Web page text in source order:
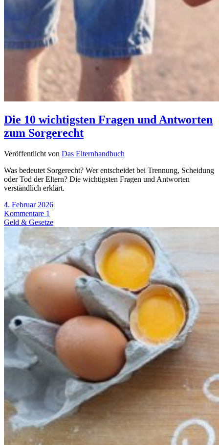
Die 10 wichtigsten Fragen und Antworten
zum Sorgerecht
Veröffentlicht von Das Elternhandbuch
Was bedeutet Sorgerecht? Wer entscheidet bei Trennung, Scheidung
oder Tod der Eltern? Die wichtigsten Fragen und Antworten
verständlich erklärt.
4. Februar 2026
Kommentare 1
Geld & Gesetze